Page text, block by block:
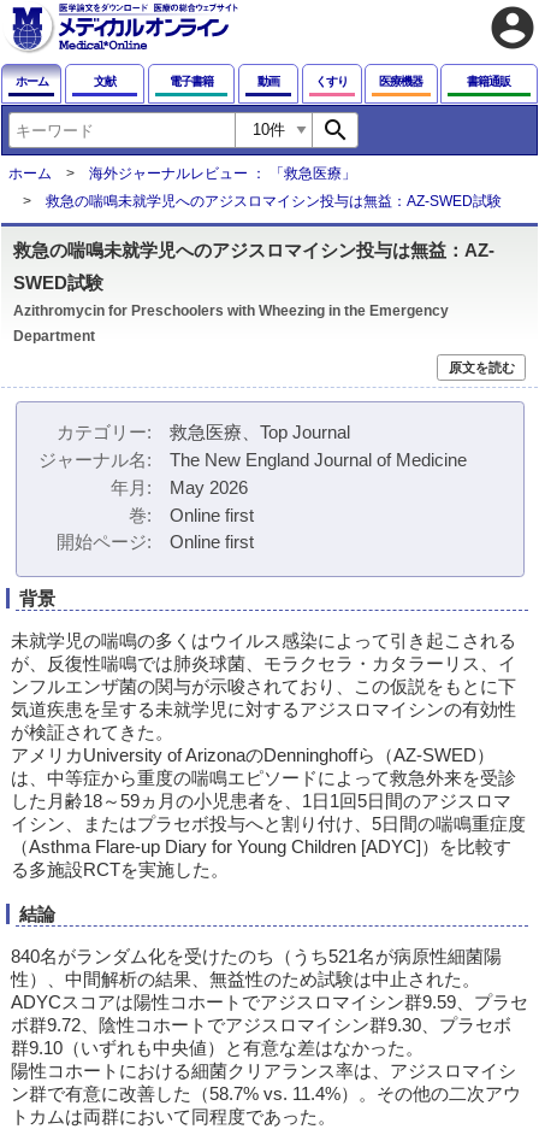
account_circle
ホーム 文献 電子書籍 動画 くすり 医療機器 書籍通販
search
ホーム
海外ジャーナルレビュー ： 「救急医療」
救急の喘鳴未就学児へのアジスロマイシン投与は無益：AZ-SWED試験
救急の喘鳴未就学児へのアジスロマイシン投与は無益：AZ-
SWED試験
Azithromycin for Preschoolers with Wheezing in the Emergency
Department
原文を読む
カテゴリー
救急医療、Top Journal
ジャーナル名
The New England Journal of Medicine
年月
May 2026
巻
Online first
開始ページ
Online first
背景
未就学児の喘鳴の多くはウイルス感染によって引き起こされる
が、反復性喘鳴では肺炎球菌、モラクセラ・カタラーリス、イ
ンフルエンザ菌の関与が示唆されており、この仮説をもとに下
気道疾患を呈する未就学児に対するアジスロマイシンの有効性
が検証されてきた。
アメリカUniversity of ArizonaのDenninghoffら（AZ-SWED）
は、中等症から重度の喘鳴エピソードによって救急外来を受診
した月齢18～59ヵ月の小児患者を、1日1回5日間のアジスロマ
イシン、またはプラセボ投与へと割り付け、5日間の喘鳴重症度
（Asthma Flare-up Diary for Young Children [ADYC]）を比較す
る多施設RCTを実施した。
結論
840名がランダム化を受けたのち（うち521名が病原性細菌陽
性）、中間解析の結果、無益性のため試験は中止された。
ADYCスコアは陽性コホートでアジスロマイシン群9.59、プラセ
ボ群9.72、陰性コホートでアジスロマイシン群9.30、プラセボ
群9.10（いずれも中央値）と有意な差はなかった。
陽性コホートにおける細菌クリアランス率は、アジスロマイシ
ン群で有意に改善した（58.7% vs. 11.4%）。その他の二次アウ
トカムは両群において同程度であった。